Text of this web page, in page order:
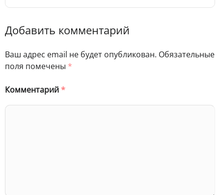
Добавить комментарий
Ваш адрес email не будет опубликован. Обязательные
поля помечены *
Комментарий*